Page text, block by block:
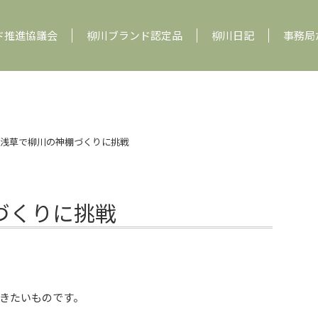
推進協議会 柳川ブランド認定品 柳川日記 事務
浅草で柳川の神棚づくりに挑戦
くりに挑戦
たいものです。